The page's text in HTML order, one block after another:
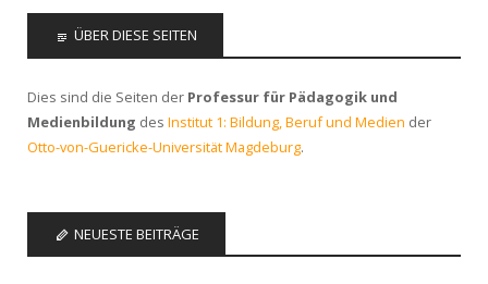
ÜBER DIESE SEITEN
Dies sind die Seiten der Professur für Pädagogik und
Medienbildung des Institut 1: Bildung, Beruf und Medien der
Otto-von-Guericke-Universität Magdeburg.
NEUESTE BEITRÄGE